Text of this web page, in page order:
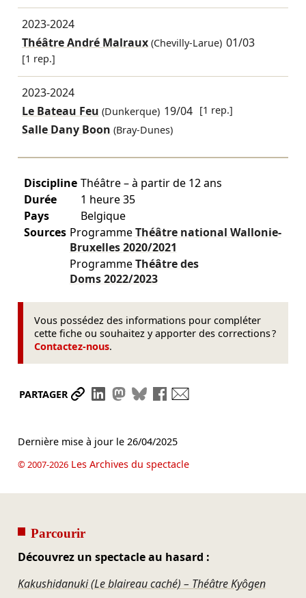
2023-2024
Théâtre André Malraux(Chevilly-Larue) 01/03
[1 rep.]
2023-2024
Le Bateau Feu (Dunkerque) 19/04 [1 rep.]
Salle Dany Boon (Bray-Dunes)
Discipline Théâtre – à partir de 12 ans
Durée
1 heure 35
Pays
Belgique
Sources ProgrammeThéâtre national Wallonie-
Bruxelles2020/2021
ProgrammeThéâtre des
Doms2022/2023
Vous possédez des informations pour compléter
cette fiche ou souhaitez y apporter des corrections ?
Contactez-nous.
PARTAGER Partager le lien
Partager sur LinkedIn
Partager sur Mastodon
Partager sur Bluesky
Partager sur Facebook
Dernière mise à jour le 26/04/2025
© 2007-2026Les Archives du spectacle
Parcourir
Découvrez un spectacle au hasard :
Kakushidanuki (Le blaireau caché) – Théâtre Kyôgen